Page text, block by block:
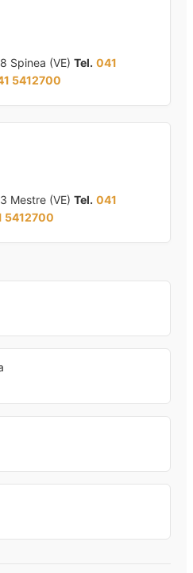
Spinea (VE) Tel. 041
5412700
Mestre (VE) Tel. 041
5412700